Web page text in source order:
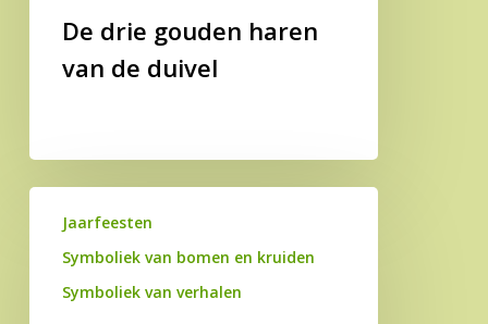
De drie gouden haren
van de duivel
duivelJaarfeesten
Symboliek van bomen en kruiden
Symboliek van verhalen